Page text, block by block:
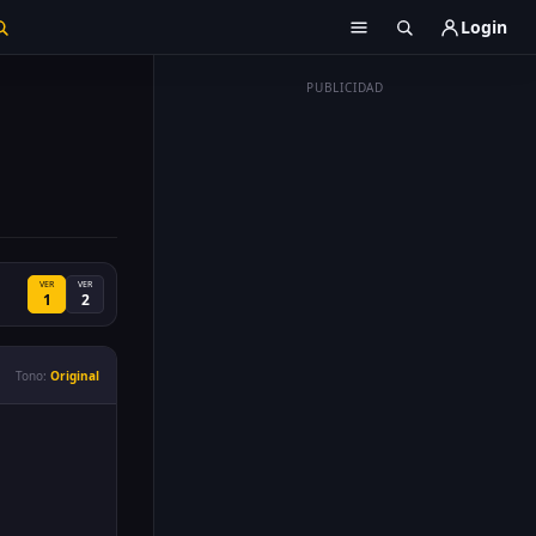
Login
PUBLICIDAD
VER
1
VER
2
Tono: Original